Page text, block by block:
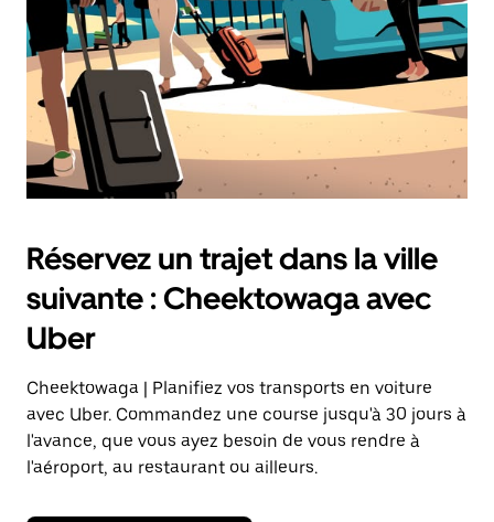
Réservez un trajet dans la ville
suivante : Cheektowaga avec
Uber
Cheektowaga | Planifiez vos transports en voiture
avec Uber. Commandez une course jusqu'à 30 jours à
l'avance, que vous ayez besoin de vous rendre à
l'aéroport, au restaurant ou ailleurs.